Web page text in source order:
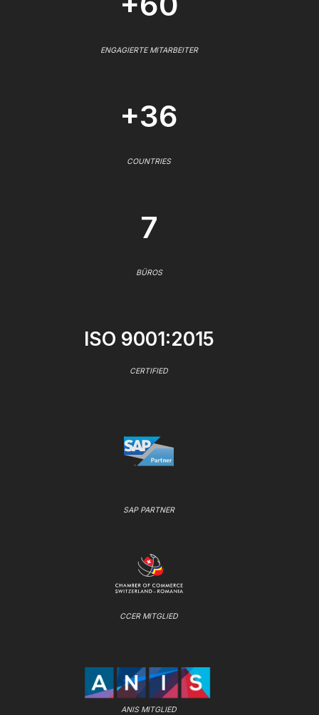
ENGAGIERTE MITARBEITER
+36
COUNTRIES
7
BÜROS
ISO 9001:2015
CERTIFIED
SAP PARTNER
CCER MITGLIED
ANIS MITGLIED